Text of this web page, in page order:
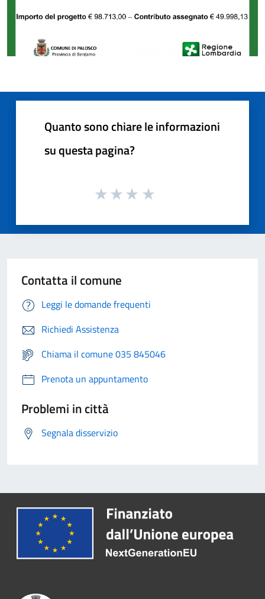
Quanto sono chiare le informazioni
su questa pagina?
Contatta il comune
Leggi le domande frequenti
Richiedi Assistenza
Chiama il comune 035 845046
Prenota un appuntamento
Problemi in città
Segnala disservizio